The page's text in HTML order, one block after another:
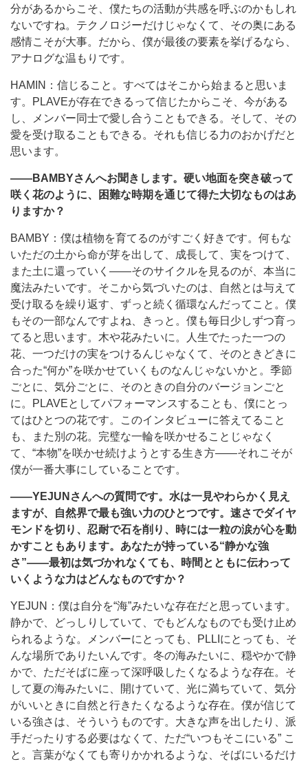
分があるからこそ、僕たちの活動が共感を呼ぶのかもしれ
ないですね。テクノロジーだけじゃなくて、その奥にある
感情こそが大事。だから、僕が最後の要素を挙げるなら、
アナログな温もりです。
HAMIN：信じること。すべてはそこから始まると思いま
す。PLAVEが存在できるって信じたからこそ、今がある
し、メンバー同士で愛し合うこともできる。そして、その
愛を受け取ることもできる。それも信じる力のおかげだと
思います。
――BAMBYさんへお聞きします。硬い地面を突き破って
咲く花のように、困難な時期を通じて得た大切なものはあ
りますか？
BAMBY：僕は植物を育てるのがすごく好きです。何もな
いただの土から命が芽を出して、成長して、実をつけて、
また土に還っていく――そのサイクルを見るのが、本当に
魔法みたいです。そこから気づいたのは、自然とは与えて
受け取るを繰り返す、ずっと続く循環なんだってこと。僕
もその一部なんですよね、きっと。僕も毎日少しずつ育っ
てると思います。木や花みたいに。人生でたった一つの
花、一つだけの実をつけるんじゃなくて、そのときどきに
合った“何か”を咲かせていくものなんじゃないかと。季節
ごとに、気分ごとに、そのときの自分のバージョンごと
に。PLAVEとしてパフォーマンスすることも、僕にとっ
てはひとつの花です。このインタビューに答えてること
も、また別の花。完璧な一輪を咲かせることじゃなく
て、“本物”を咲かせ続けようとする生き方――それこそが
僕が一番大事にしていることです。
――YEJUNさんへの質問です。水は一見やわらかく見え
ますが、自然界で最も強い力のひとつです。速さでダイヤ
モンドを切り、忍耐で石を削り、時には一粒の涙が心を動
かすこともあります。あなたが持っている“静かな強
さ”――最初は気づかれなくても、時間とともに伝わって
いくような力はどんなものですか？
YEJUN：僕は自分を“海”みたいな存在だと思っています。
静かで、どっしりしていて、でもどんなものでも受け止め
られるような。メンバーにとっても、PLLIにとっても、そ
んな場所でありたいんです。冬の海みたいに、穏やかで静
かで、ただそばに座って深呼吸したくなるような存在。そ
して夏の海みたいに、開けていて、光に満ちていて、気分
がいいときに自然と行きたくなるような存在。僕が信じて
いる強さは、そういうものです。大きな声を出したり、派
手だったりする必要はなくて、ただ“いつもそこにいる” こ
と。言葉がなくても寄りかかれるような、そばにいるだけ